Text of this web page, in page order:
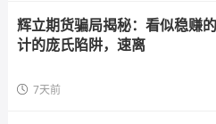
辉立期货骗局揭秘：看似稳赚
计的庞氏陷阱，速离
7天前